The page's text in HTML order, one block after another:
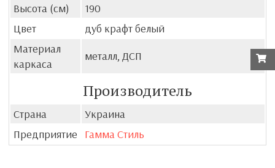
Высота (см)
190
Цвет
дуб крафт белый
Материал
каркаса
металл, ДСП
Производитель
Страна
Украина
Предприятие
Гамма Стиль